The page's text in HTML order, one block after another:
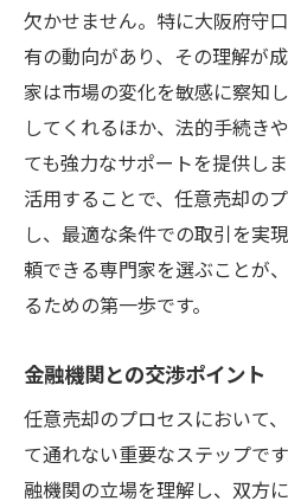
欠かせません。特に大阪府守
有の動向があり、その理解が
家は市場の変化を敏感に察知
してくれるほか、法的手続き
ても強力なサポートを提供し
活用することで、任意売却の
し、最適な条件での取引を実
頼できる専門家を選ぶことが
るための第一歩です。
金融機関との交渉ポイント
任意売却のプロセスにおいて
て通れない重要なステップで
融機関の立場を理解し、双方